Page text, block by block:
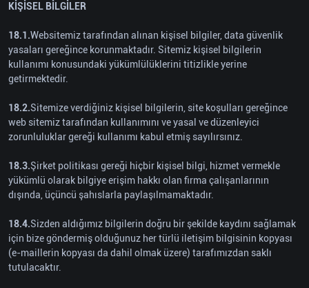
KİŞİSEL BİLGİLER
18.1.Websitemiz tarafından alınan kişisel bilgiler, data güvenlik
yasaları gereğince korunmaktadır. Sitemiz kişisel bilgilerin
kullanımı konusundaki yükümlülüklerini titizlikle yerine
getirmektedir.
18.2.Sitemize verdiğiniz kişisel bilgilerin, site koşulları gereğince
web sitemiz tarafından kullanımını ve yasal ve düzenleyici
zorunluluklar gereği kullanımı kabul etmiş sayılırsınız.
18.3.Şirket politikası gereği hiçbir kişisel bilgi, hizmet vermekle
yükümlü olarak bilgiye erişim hakkı olan firma çalışanlarının
dışında, üçüncü şahıslarla paylaşılmamaktadır.
18.4.Sizden aldığımız bilgilerin doğru bir şekilde kaydını sağlamak
için bize göndermiş olduğunuz her türlü iletişim bilgisinin kopyası
(e-maillerin kopyası da dahil olmak üzere) tarafımızdan saklı
tutulacaktır.